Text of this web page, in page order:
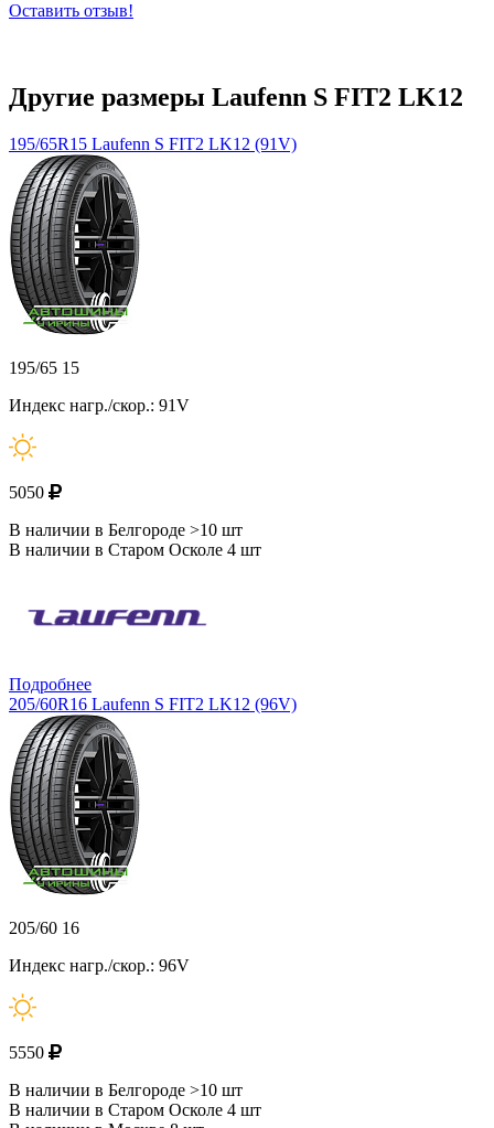
Оставить отзыв!
Другие размеры Laufenn S FIT2 LK12
195/65R15 Laufenn S FIT2 LK12 (91V)
195/65 15
Индекс нагр./скор.: 91V
5050
В наличии в Белгороде >10 шт
В наличии в Старом Осколе 4 шт
Подробнее
205/60R16 Laufenn S FIT2 LK12 (96V)
205/60 16
Индекс нагр./скор.: 96V
5550
В наличии в Белгороде >10 шт
В наличии в Старом Осколе 4 шт